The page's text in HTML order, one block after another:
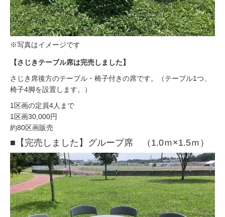
※写真はイメージです
【さじきテーブル席は完売しました】
さじき席後方のテーブル・椅子付きの席です。（テーブル1つ、
椅子4脚を設置します。）
1区画の定員4人まで
1区画30,000円
約80区画販売
■【完売しました】グループ席 （1.0ｍ×1.5ｍ）